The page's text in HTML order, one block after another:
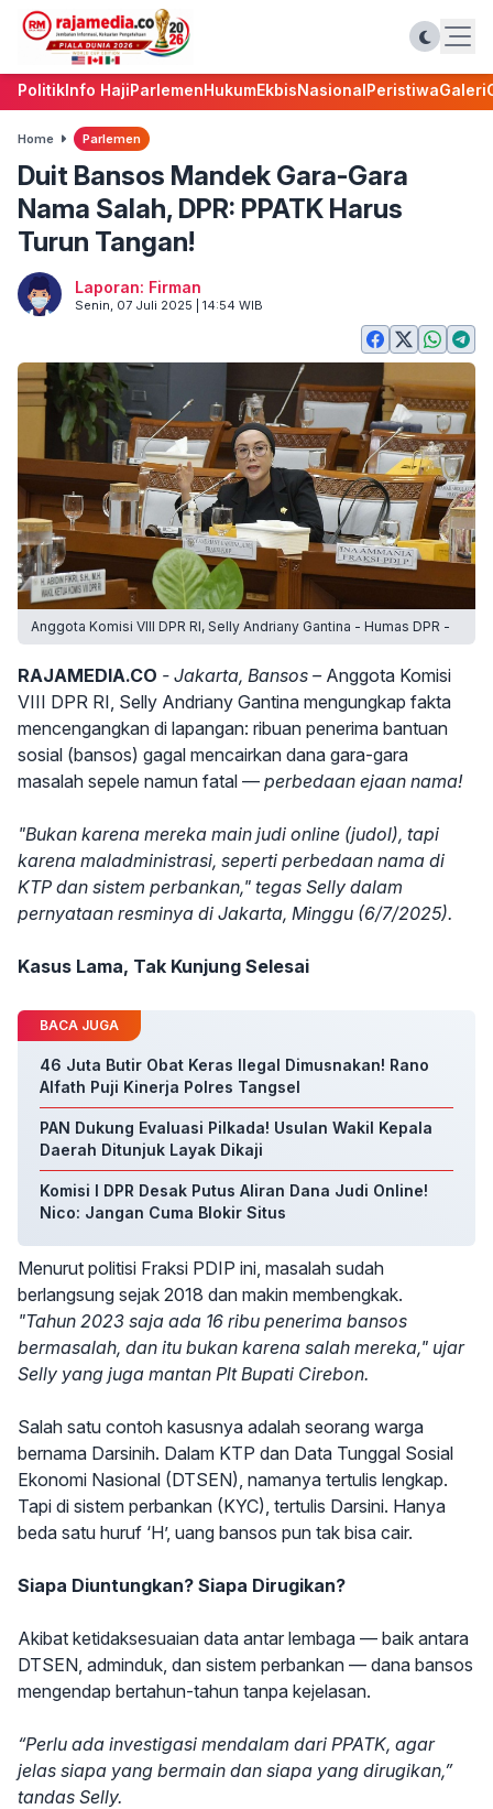
PolitikInfo HajiParlemenHukumEkbisNasionalPeristiwaGaleri
Home Parlemen
Duit Bansos Mandek Gara-Gara
Nama Salah, DPR: PPATK Harus
Turun Tangan!
Laporan: Firman
Senin, 07 Juli 2025 | 14:54 WIB
Anggota Komisi VIII DPR RI, Selly Andriany Gantina - Humas DPR -
RAJAMEDIA.CO - Jakarta, Bansos –Anggota Komisi
VIII DPR RI, Selly Andriany Gantina mengungkap fakta
mencengangkan di lapangan: ribuan penerima bantuan
sosial (bansos) gagal mencairkan dana gara-gara
masalah sepele namun fatal — perbedaan ejaan nama!
"Bukan karena mereka main judi online (judol), tapi
karena maladministrasi, seperti perbedaan nama di
KTP dan sistem perbankan," tegas Selly dalam
pernyataan resminya di Jakarta, Minggu (6/7/2025).
Kasus Lama, Tak Kunjung Selesai
BACA JUGA
46 Juta Butir Obat Keras Ilegal Dimusnakan! Rano
Alfath Puji Kinerja Polres Tangsel
PAN Dukung Evaluasi Pilkada! Usulan Wakil Kepala
Daerah Ditunjuk Layak Dikaji
Komisi I DPR Desak Putus Aliran Dana Judi Online!
Nico: Jangan Cuma Blokir Situs
Menurut politisi Fraksi PDIP ini, masalah sudah
berlangsung sejak 2018 dan makin membengkak.
"Tahun 2023 saja ada 16 ribu penerima bansos
bermasalah, dan itu bukan karena salah mereka," ujar
Selly yang juga mantan Plt Bupati Cirebon.
Salah satu contoh kasusnya adalah seorang warga
bernama Darsinih. Dalam KTP dan Data Tunggal Sosial
Ekonomi Nasional (DTSEN), namanya tertulis lengkap.
Tapi di sistem perbankan (KYC), tertulis Darsini. Hanya
beda satu huruf ‘H’, uang bansos pun tak bisa cair.
Siapa Diuntungkan? Siapa Dirugikan?
Akibat ketidaksesuaian data antar lembaga — baik antara
DTSEN, adminduk, dan sistem perbankan — dana bansos
mengendap bertahun-tahun tanpa kejelasan.
“Perlu ada investigasi mendalam dari PPATK, agar
jelas siapa yang bermain dan siapa yang dirugikan,”
tandas Selly.